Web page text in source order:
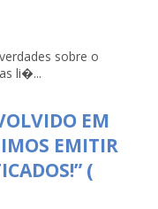
sobre o
li�...
EM
EMITIR
(